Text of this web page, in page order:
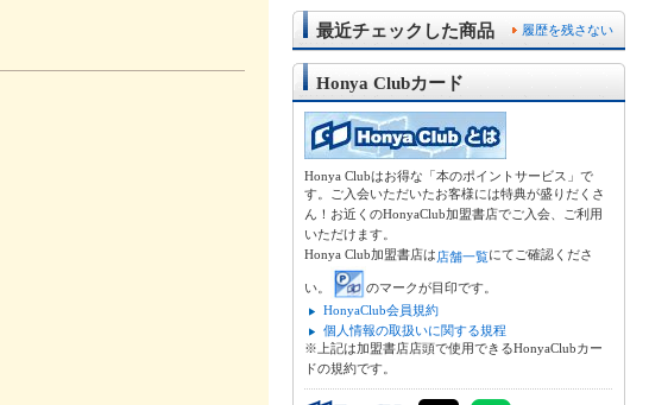
履歴を残さない
最近チェックした商品
Honya Clubカード
Honya Clubはお得な「本のポイントサービス」で
す。ご入会いただいたお客様には特典が盛りだくさ
ん！お近くのHonyaClub加盟書店でご入会、ご利用
いただけます。
Honya Club加盟書店は店舗一覧にてご確認くださ
い。
のマークが目印です。
HonyaClub会員規約
個人情報の取扱いに関する規程
※上記は加盟書店店頭で使用できるHonyaClubカー
ドの規約です。